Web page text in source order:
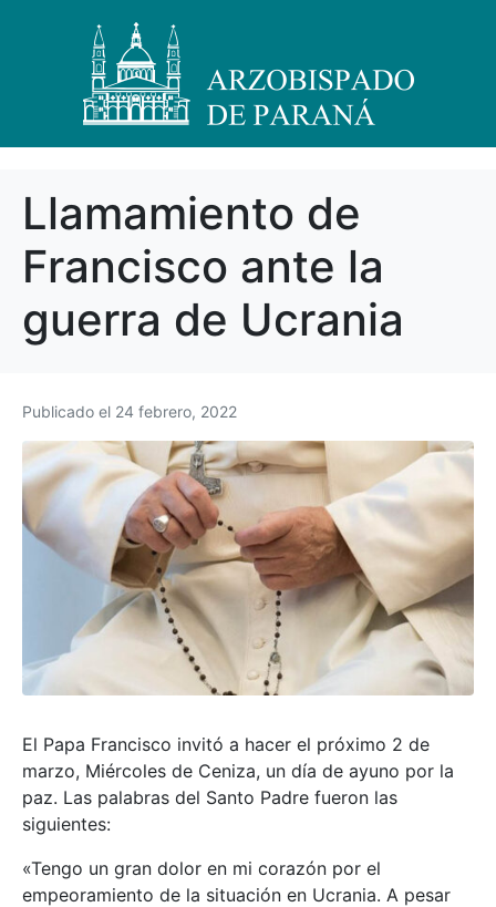
Llamamiento de
Francisco ante la
guerra de Ucrania
Publicado el 24 febrero, 2022
El Papa Francisco invitó a hacer el próximo 2 de
marzo, Miércoles de Ceniza, un día de ayuno por la
paz. Las palabras del Santo Padre fueron las
siguientes:
«Tengo un gran dolor en mi corazón por el
empeoramiento de la situación en Ucrania. A pesar